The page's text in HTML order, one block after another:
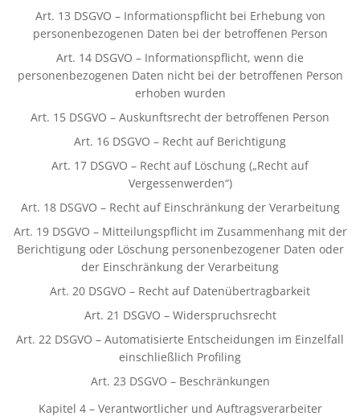
Art. 13 DSGVO – Informationspflicht bei Erhebung von
personenbezogenen Daten bei der betroffenen Person
Art. 14 DSGVO – Informationspflicht, wenn die
personenbezogenen Daten nicht bei der betroffenen Person
erhoben wurden
Art. 15 DSGVO – Auskunftsrecht der betroffenen Person
Art. 16 DSGVO – Recht auf Berichtigung
Art. 17 DSGVO – Recht auf Löschung („Recht auf
Vergessenwerden“)
Art. 18 DSGVO – Recht auf Einschränkung der Verarbeitung
Art. 19 DSGVO – Mitteilungspflicht im Zusammenhang mit der
Berichtigung oder Löschung personenbezogener Daten oder
der Einschränkung der Verarbeitung
Art. 20 DSGVO – Recht auf Datenübertragbarkeit
Art. 21 DSGVO – Widerspruchsrecht
Art. 22 DSGVO – Automatisierte Entscheidungen im Einzelfall
einschließlich Profiling
Art. 23 DSGVO – Beschränkungen
Kapitel 4 – Verantwortlicher und Auftragsverarbeiter